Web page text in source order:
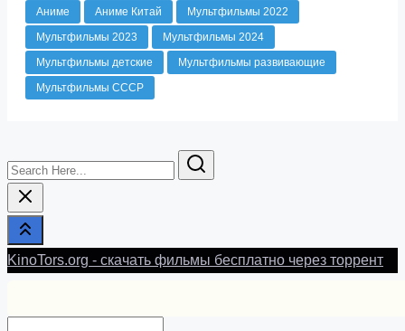
Аниме Аниме Китай
Мультфильмы 2022
Мультфильмы 2023
Мультфильмы 2024
Мультфильмы детские
Мультфильмы развивающие
Мультфильмы СССР
Search
Here...
KinoTors.org - скачать фильмы бесплатно через торрент